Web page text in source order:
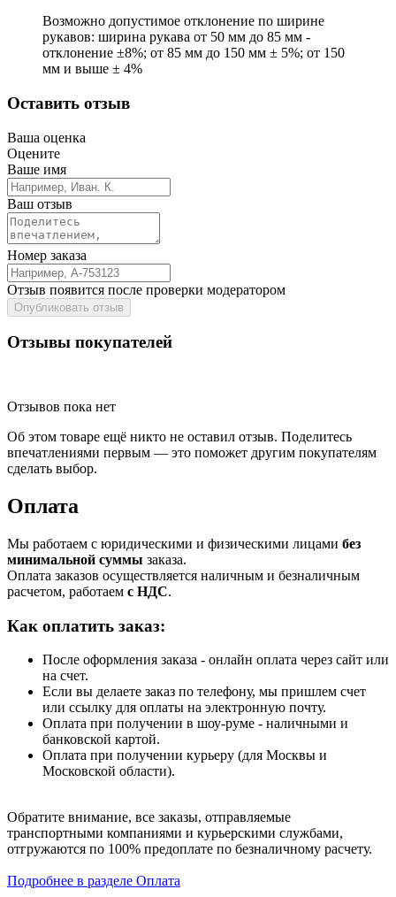
Возможно допустимое отклонение по ширине
рукавов: ширина рукава от 50 мм до 85 мм -
отклонение ±8%; от 85 мм до 150 мм ± 5%; от 150
мм и выше ± 4%
Оставить отзыв
Ваша оценка
Оцените
Ваше имя
Ваш отзыв
Номер заказа
Отзыв появится после проверки модератором
Опубликовать отзыв
Отзывы покупателей
Отзывов пока нет
Об этом товаре ещё никто не оставил отзыв. Поделитесь
впечатлениями первым — это поможет другим покупателям
сделать выбор.
Оплата
Мы работаем с юридическими и физическими лицами без
минимальной суммы заказа.
Оплата заказов осуществляется наличным и безналичным
расчетом, работаем с НДС.
Как оплатить заказ:
После оформления заказа - онлайн оплата через сайт или
на счет.
Если вы делаете заказ по телефону, мы пришлем счет
или ссылку для оплаты на электронную почту.
Оплата при получении в шоу-руме - наличными и
банковской картой.
Оплата при получении курьеру (для Москвы и
Московской области).
Обратите внимание, все заказы, отправляемые
транспортными компаниями и курьерскими службами,
отгружаются по 100% предоплате по безналичному расчету.
Подробнее в разделе Оплата